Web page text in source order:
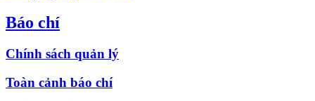
Báo chí
Chính sách quản lý
Toàn cảnh báo chí